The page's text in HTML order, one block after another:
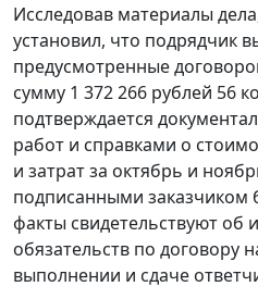
Исследовав материалы
установил, что подрядчик
предусмотренные
сумму 1 372 266 рублей 56
подтверждается
работ и справками о
и затрат за октябрь и
подписанными заказчиком
факты свидетельствуют об
обязательств по
выполнении и сдаче